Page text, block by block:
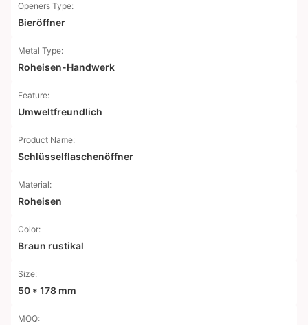
Openers Type:
Bieröffner
Metal Type:
Roheisen-Handwerk
Feature:
Umweltfreundlich
Product Name:
Schlüsselflaschenöffner
Material:
Roheisen
Color:
Braun rustikal
Size:
50 * 178 mm
MOQ: